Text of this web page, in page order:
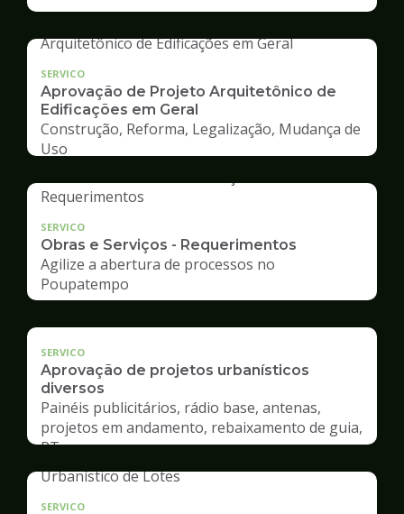
SERVICO
Aprovação de Projeto Arquitetônico de
Edificações em Geral
Construção, Reforma, Legalização, Mudança de
Uso
SERVICO
Obras e Serviços - Requerimentos
Agilize a abertura de processos no
Poupatempo
SERVICO
Aprovação de projetos urbanísticos
diversos
Painéis publicitários, rádio base, antenas,
projetos em andamento, rebaixamento de guia,
RT
SERVICO